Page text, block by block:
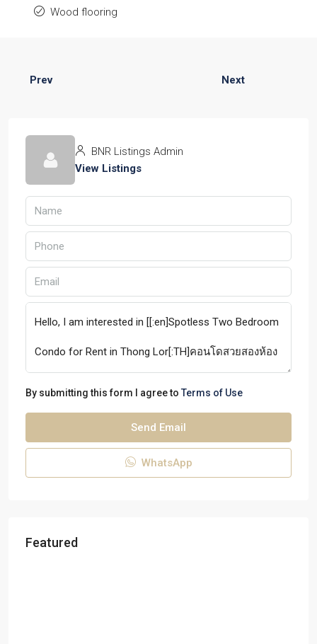
Wood flooring
Prev Next
BNR Listings Admin
View Listings
By submitting this form I agree to Terms of Use
Send Email
WhatsApp
Featured